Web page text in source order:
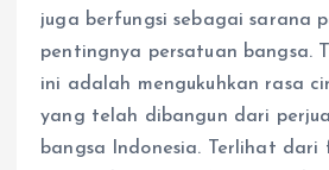
juga berfungsi sebagai sarana
pentingnya persatuan bangsa.
ini adalah mengukuhkan rasa
yang telah dibangun dari
bangsa Indonesia. Terlihat dari